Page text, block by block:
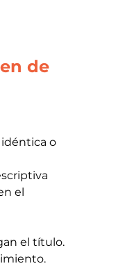
de
o
el
el título.